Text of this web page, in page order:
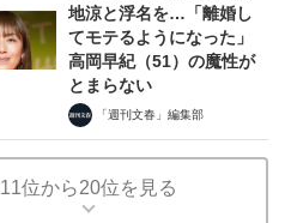
地涼と浮名を…「離婚し
てモテるようになった」
高岡早紀（51）の魔性が
とまらない
「週刊文春」編集部
11位から20位を見る